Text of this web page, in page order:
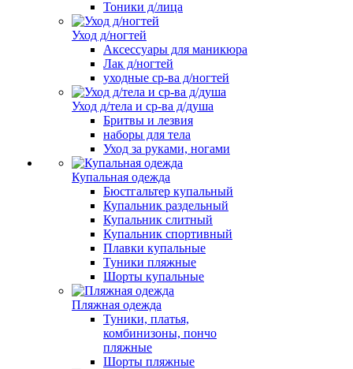
Тоники д/лица
Уход д/ногтей
Аксессуары для маникюра
Лак д/ногтей
уходные ср-ва д/ногтей
Уход д/тела и ср-ва д/душа
Бритвы и лезвия
наборы для тела
Уход за руками, ногами
Купальная одежда
Бюстгальтер купальный
Купальник раздельный
Купальник слитный
Купальник спортивный
Плавки купальные
Туники пляжные
Шорты купальные
Пляжная одежда
Туники, платья,
комбинизоны, пончо
пляжные
Шорты пляжные